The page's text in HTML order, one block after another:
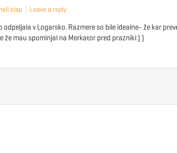
slap Leave a reply
v Logarsko. Razmere so bile idealne- že kar
že mau spominjal na Merkator pred prazniki:) )